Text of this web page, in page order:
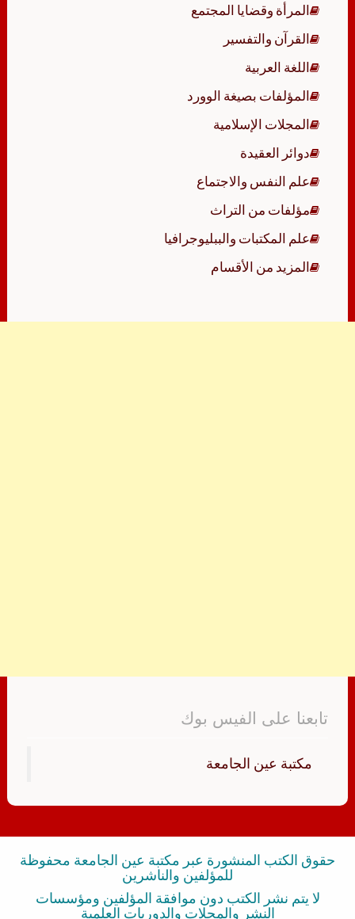
المرأة وقضايا المجتمع
القرآن والتفسير
اللغة العربية
المؤلفات بصيغة الوورد
المجلات الإسلامية
دوائر العقيدة
علم النفس والاجتماع
مؤلفات من التراث
علم المكتبات والببليوجرافيا
المزيد من الأقسام
تابعنا على الفيس بوك
‏مكتبة عين الجامعة‏
حقوق الكتب المنشورة عبر مكتبة عين الجامعة محفوظة
للمؤلفين والناشرين
لا يتم نشر الكتب دون موافقة المؤلفين ومؤسسات
النشر والمجلات والدوريات العلمية